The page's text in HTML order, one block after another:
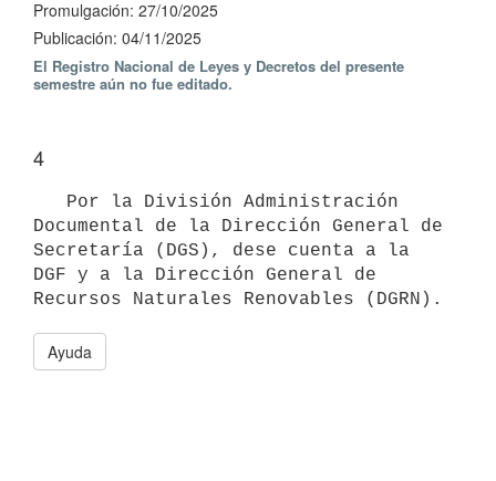
Promulgación: 27/10/2025
Publicación: 04/11/2025
El Registro Nacional de Leyes y Decretos del presente
semestre aún no fue editado.
4
Documental de la Dirección General de
Secretaría (DGS), dese cuenta a la
DGF y a la Dirección General de
Ayuda